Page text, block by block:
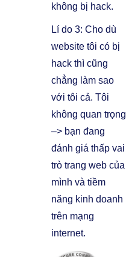
không bị hack.
Lí do 3: Cho dù
website tôi có bị
hack thì cũng
chẳng làm sao
với tôi cả. Tôi
không quan trọng
–> bạn đang
đánh giá thấp vai
trò trang web của
mình và tiềm
năng kinh doanh
trên mạng
internet.